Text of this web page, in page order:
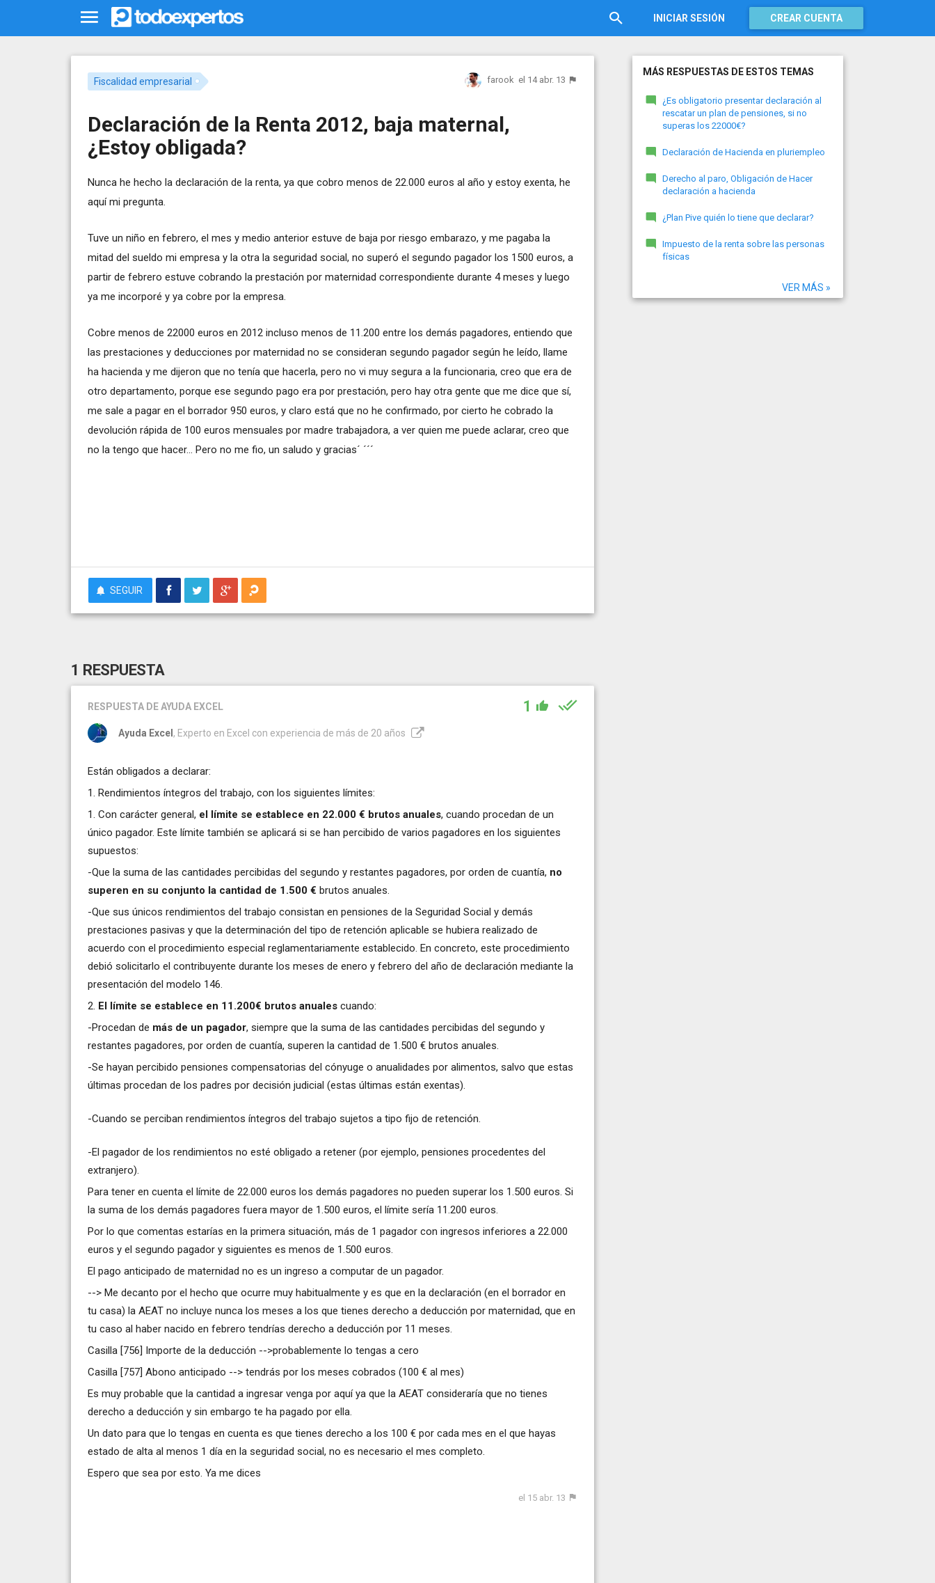
INICIAR SESIÓN CREAR CUENTA
Fiscalidad empresarial farook el 14 abr. 13
Declaración de la Renta 2012, baja maternal,
¿Estoy obligada?
Nunca he hecho la declaración de la renta, ya que cobro menos de 22.000 euros al año y estoy exenta, he
aquí mi pregunta.
Tuve un niño en febrero, el mes y medio anterior estuve de baja por riesgo embarazo, y me pagaba la
mitad del sueldo mi empresa y la otra la seguridad social, no superó el segundo pagador los 1500 euros, a
partir de febrero estuve cobrando la prestación por maternidad correspondiente durante 4 meses y luego
ya me incorporé y ya cobre por la empresa.
Cobre menos de 22000 euros en 2012 incluso menos de 11.200 entre los demás pagadores, entiendo que
las prestaciones y deducciones por maternidad no se consideran segundo pagador según he leído, llame
ha hacienda y me dijeron que no tenía que hacerla, pero no vi muy segura a la funcionaria, creo que era de
otro departamento, porque ese segundo pago era por prestación, pero hay otra gente que me dice que sí,
me sale a pagar en el borrador 950 euros, y claro está que no he confirmado, por cierto he cobrado la
devolución rápida de 100 euros mensuales por madre trabajadora, a ver quien me puede aclarar, creo que
no la tengo que hacer... Pero no me fio, un saludo y gracias´ ´´´
SEGUIR
1 RESPUESTA
RESPUESTA DE AYUDA EXCEL 1
Ayuda Excel , Experto en Excel con experiencia de más de 20 años
Están obligados a declarar:
1. Rendimientos íntegros del trabajo, con los siguientes límites:
1. Con carácter general, el límite se establece en 22.000 € brutos anuales, cuando procedan de un
único pagador. Este límite también se aplicará si se han percibido de varios pagadores en los siguientes
supuestos:
-Que la suma de las cantidades percibidas del segundo y restantes pagadores, por orden de cuantía, no
superen en su conjunto la cantidad de 1.500 € brutos anuales.
-Que sus únicos rendimientos del trabajo consistan en pensiones de la Seguridad Social y demás
prestaciones pasivas y que la determinación del tipo de retención aplicable se hubiera realizado de
acuerdo con el procedimiento especial reglamentariamente establecido. En concreto, este procedimiento
debió solicitarlo el contribuyente durante los meses de enero y febrero del año de declaración mediante la
presentación del modelo 146.
2. El límite se establece en 11.200€ brutos anuales cuando:
-Procedan de más de un pagador, siempre que la suma de las cantidades percibidas del segundo y
restantes pagadores, por orden de cuantía, superen la cantidad de 1.500 € brutos anuales.
-Se hayan percibido pensiones compensatorias del cónyuge o anualidades por alimentos, salvo que estas
últimas procedan de los padres por decisión judicial (estas últimas están exentas).
-Cuando se perciban rendimientos íntegros del trabajo sujetos a tipo fijo de retención.
-El pagador de los rendimientos no esté obligado a retener (por ejemplo, pensiones procedentes del
extranjero).
Para tener en cuenta el límite de 22.000 euros los demás pagadores no pueden superar los 1.500 euros. Si
la suma de los demás pagadores fuera mayor de 1.500 euros, el límite sería 11.200 euros.
Por lo que comentas estarías en la primera situación, más de 1 pagador con ingresos inferiores a 22.000
euros y el segundo pagador y siguientes es menos de 1.500 euros.
El pago anticipado de maternidad no es un ingreso a computar de un pagador.
--> Me decanto por el hecho que ocurre muy habitualmente y es que en la declaración (en el borrador en
tu casa) la AEAT no incluye nunca los meses a los que tienes derecho a deducción por maternidad, que en
tu caso al haber nacido en febrero tendrías derecho a deducción por 11 meses.
Casilla [756] Importe de la deducción -->probablemente lo tengas a cero
Casilla [757] Abono anticipado --> tendrás por los meses cobrados (100 € al mes)
Es muy probable que la cantidad a ingresar venga por aquí ya que la AEAT consideraría que no tienes
derecho a deducción y sin embargo te ha pagado por ella.
Un dato para que lo tengas en cuenta es que tienes derecho a los 100 € por cada mes en el que hayas
estado de alta al menos 1 día en la seguridad social, no es necesario el mes completo.
Espero que sea por esto. Ya me dices
el 15 abr. 13
MÁS RESPUESTAS DE ESTOS TEMAS
¿Es obligatorio presentar declaración al
rescatar un plan de pensiones, si no
superas los 22000€?
Declaración de Hacienda en pluriempleo
Derecho al paro, Obligación de Hacer
declaración a hacienda
¿Plan Pive quién lo tiene que declarar?
Impuesto de la renta sobre las personas
físicas
VER MÁS »